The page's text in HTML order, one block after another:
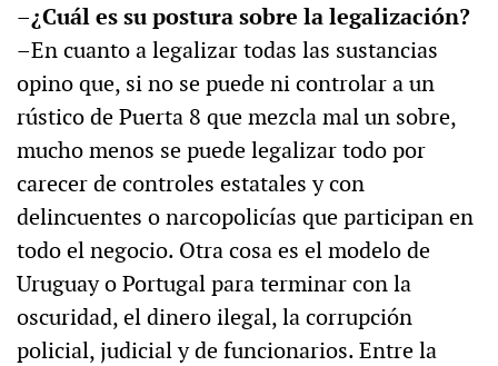
–¿Cuál es su postura sobre la legalización?
–En cuanto a legalizar todas las sustancias
opino que, si no se puede ni controlar a un
rústico de Puerta 8 que mezcla mal un sobre,
mucho menos se puede legalizar todo por
carecer de controles estatales y con
delincuentes o narcopolicías que participan en
todo el negocio. Otra cosa es el modelo de
Uruguay o Portugal para terminar con la
oscuridad, el dinero ilegal, la corrupción
policial, judicial y de funcionarios. Entre la